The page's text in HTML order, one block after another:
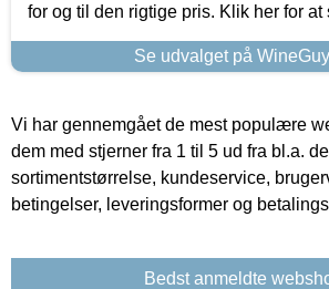
for og til den rigtige pris. Klik her for at
Se udvalget på
Vi har gennemgået de mest populære
dem med stjerner fra 1 til 5 ud fra bl.a.
sortimentstørrelse, kundeservice,
betingelser, leveringsformer og
Bedst anmeldte